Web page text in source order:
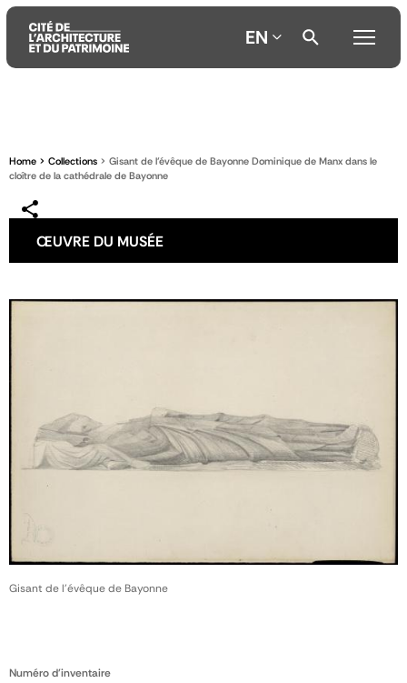
contenu
principal
menu
principal
la
recherche
EN
Home Collections
Gisant de l’évêque de Bayonne Dominique de Manx dans le
cloître de la cathédrale de Bayonne
ŒUVRE DU MUSÉE
Numéro d'inventaire
Gisant de l’évêque de Bayonne